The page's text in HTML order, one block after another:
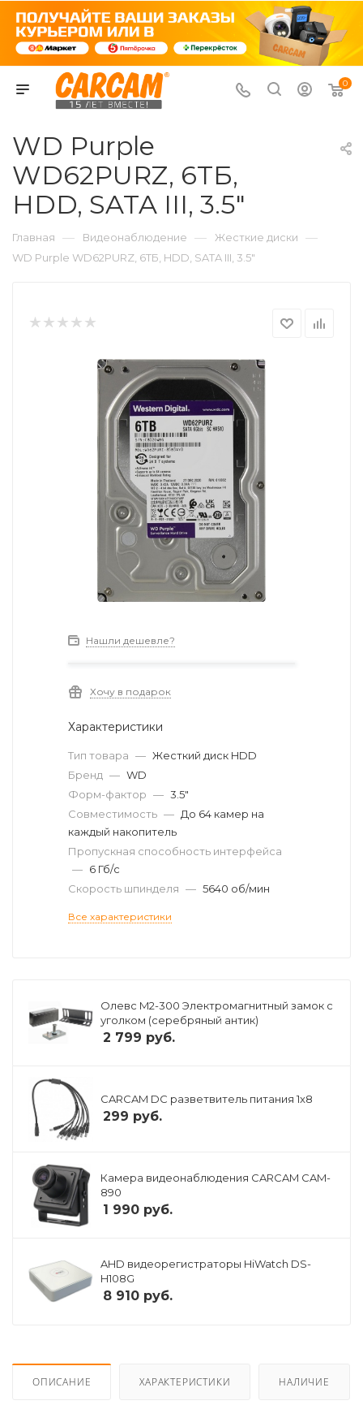
0
WD Purple
WD62PURZ, 6ТБ,
HDD, SATA III, 3.5"
Главная — Видеонаблюдение — Жесткие диски —
WD Purple WD62PURZ, 6ТБ, HDD, SATA III, 3.5"
Нашли дешевле?
Хочу в подарок
Характеристики
Тип товара — Жесткий диск HDD
Бренд — WD
Форм-фактор — 3.5"
Совместимость — До 64 камер на
каждый накопитель
Пропускная способность интерфейса
— 6 Гб/с
Скорость шпинделя — 5640 об/мин
Все характеристики
Олевс M2-300 Электромагнитный замок с
уголком (серебряный антик)
2 799 руб.
CARCAM DC разветвитель питания 1x8
299 руб.
Камера видеонаблюдения CARCAM CAM-
890
1 990 руб.
AHD видеорегистраторы HiWatch DS-
H108G
8 910 руб.
ОПИСАНИЕ ХАРАКТЕРИСТИКИ НАЛИЧИЕ